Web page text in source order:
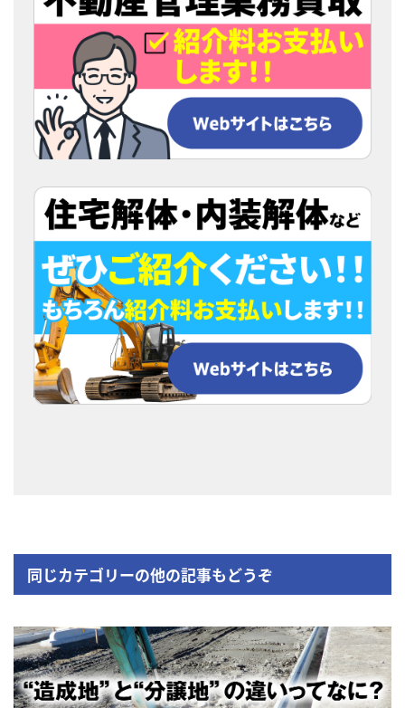
同じカテゴリーの他の記事もどうぞ